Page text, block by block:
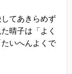
てあきらめず
晴子は「よく
いへんよくで